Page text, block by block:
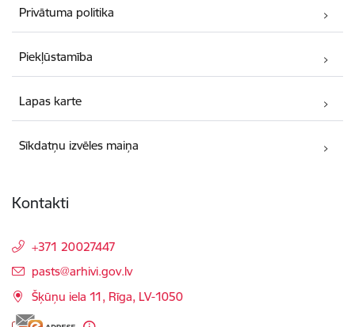
Privātuma politika
Piekļūstamība
Lapas karte
Sīkdatņu izvēles maiņa
Kontakti
+371 20027447
E-pasts:
pasts@arhivi.gov.lv
Šķūņu iela 11, Rīga, LV-1050